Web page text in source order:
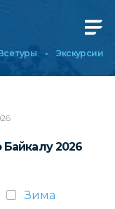
туры Экскурсии
2026
Зима